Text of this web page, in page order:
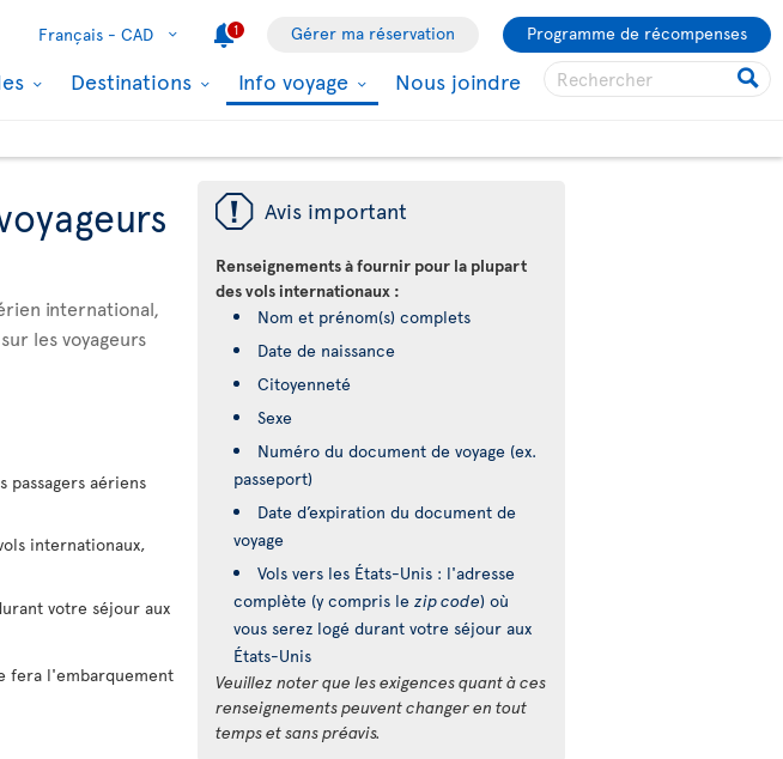
Français - CAD 1 Gérer ma réservation Programme de récompenses
Destinations Info voyage Nous joindre
international,
les voyageurs
passagers aériens
internationaux,
votre séjour aux
fera l'embarquement
ü Avis important
Renseignements à fournir pour la plupart
des vols internationaux :
Nom et prénom(s) complets
Date de naissance
Citoyenneté
Sexe
Numéro du document de voyage (ex.
passeport)
Date d’expiration du document de
voyage
Vols vers les États-Unis : l'adresse
complète (y compris lezip code) où
vous serez logé durant votre séjour aux
États-Unis
Veuillez noter que les exigences quant à ces
renseignements peuvent changer en tout
temps et sans préavis.